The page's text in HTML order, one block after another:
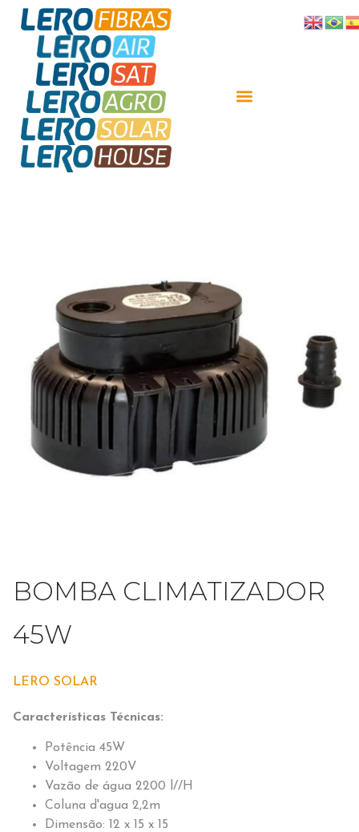
BOMBA CLIMATIZADOR
45W
LERO SOLAR
Características Técnicas:
Potência 45W
Voltagem 220V
Vazão de água 2200 l//H
Coluna d'agua 2,2m
Dimensão: 12 x 15 x 15